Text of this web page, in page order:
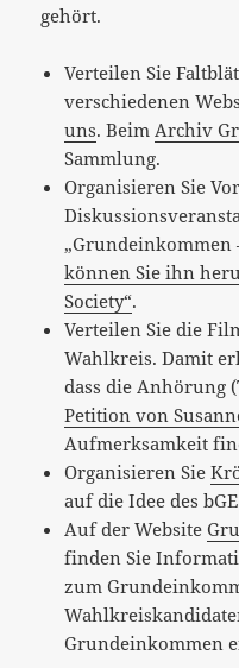
gehört.
Verteilen Sie
verschiedenen
uns. Beim Archiv
Sammlung.
Organisieren Sie
können Sie ihn
Society“.
Verteilen Sie die
Wahlkreis. Damit
dass die Anhörung
Petition von
Aufmerksamkeit
Organisieren Sie
auf die Idee des
Auf der Website
finden Sie
zum
Grundeinkommen